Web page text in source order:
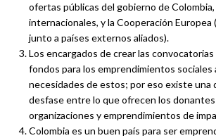
ofertas públicas del gobierno de
internacionales, y la Cooperación Europea
junto a países externos aliados).
Los encargados de crear las
fondos para los emprendimientos sociales
necesidades de estos; por eso existe una
desfase entre lo que ofrecen los donantes
organizaciones y emprendimientos de
Colombia es un buen país para ser